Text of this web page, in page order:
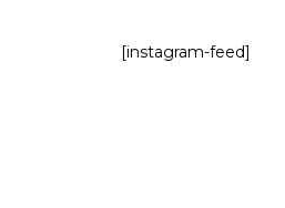
[instagram-feed]